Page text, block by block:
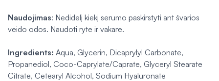
Naudojimas: Nedidelį kiekį serumo paskirstyti ant švarios
veido odos. Naudoti ryte ir vakare.
Ingredients: Aqua, Glycerin, Dicaprylyl Carbonate,
Propanediol, Coco-Caprylate/Caprate, Glyceryl Stearate
Citrate, Cetearyl Alcohol, Sodium Hyaluronate